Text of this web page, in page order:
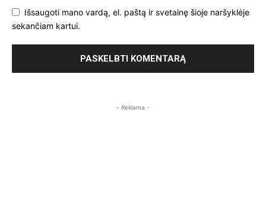
Išsaugoti mano vardą, el. paštą ir svetainę šioje naršyklėje
sekančiam kartui.
- Reklama -